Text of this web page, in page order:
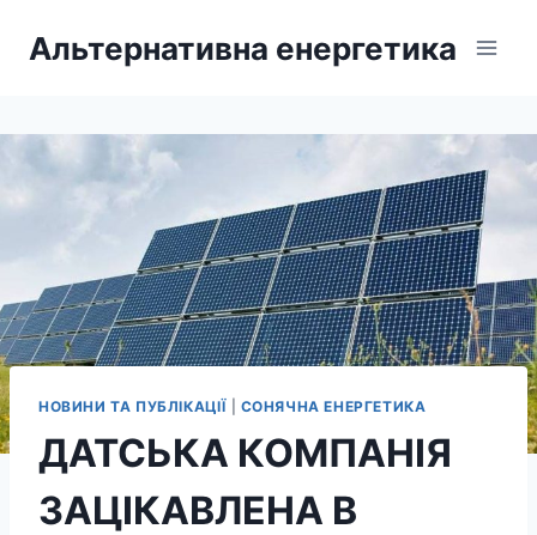
Альтернативна енергетика
НОВИНИ ТА ПУБЛІКАЦІЇ| СОНЯЧНА ЕНЕРГЕТИКА
ДАТСЬКА КОМПАНІЯ
ЗАЦІКАВЛЕНА В